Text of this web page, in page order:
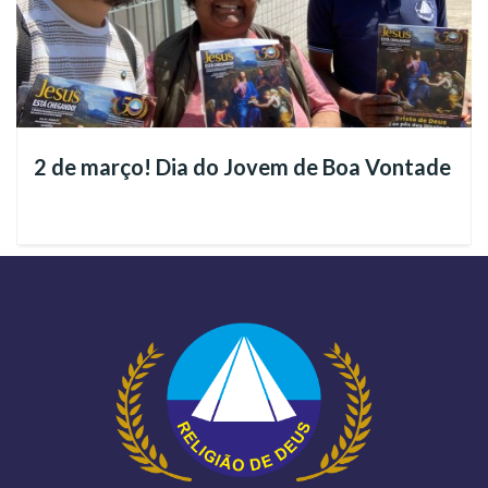
Deus, do Cristo e do Espírito Santo:
“Orar nos coloca em sintonia com o Poder
2 de março! Dia do Jovem de Boa Vontade